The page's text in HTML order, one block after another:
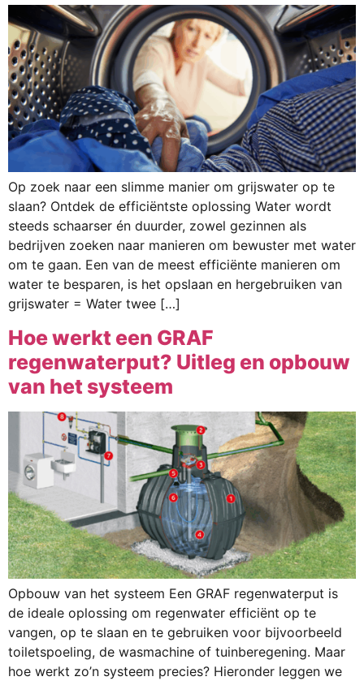
Op zoek naar een slimme manier om grijswater op te
slaan? Ontdek de efficiëntste oplossing Water wordt
steeds schaarser én duurder, zowel gezinnen als
bedrijven zoeken naar manieren om bewuster met water
om te gaan. Een van de meest efficiënte manieren om
water te besparen, is het opslaan en hergebruiken van
grijswater = Water twee […]
Hoe werkt een GRAF
regenwaterput? Uitleg en opbouw
van het systeem
Opbouw van het systeem Een GRAF regenwaterput is
de ideale oplossing om regenwater efficiënt op te
vangen, op te slaan en te gebruiken voor bijvoorbeeld
toiletspoeling, de wasmachine of tuinberegening. Maar
hoe werkt zo’n systeem precies? Hieronder leggen we